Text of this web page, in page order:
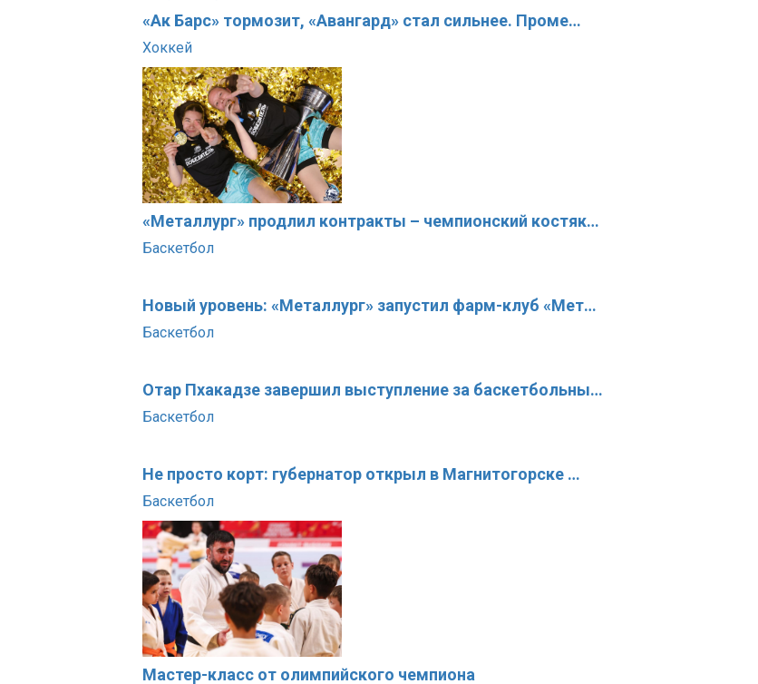
«Ак Барс» тормозит, «Авангард» стал сильнее. Проме…
Хоккей
«Металлург» продлил контракты – чемпионский костяк…
Баскетбол
Новый уровень: «Металлург» запустил фарм-клуб «Мет…
Баскетбол
Отар Пхакадзе завершил выступление за баскетбольны…
Баскетбол
Не просто корт: губернатор открыл в Магнитогорске …
Баскетбол
Мастер-класс от олимпийского чемпиона